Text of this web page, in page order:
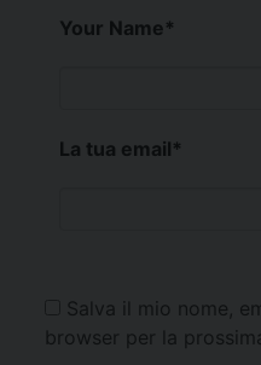
Your Name*
La tua email*
Salva il mio nome,
browser per la